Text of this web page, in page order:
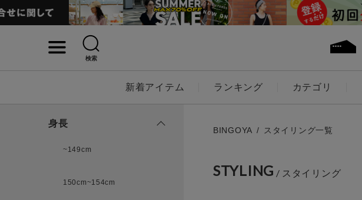
検索
新着アイテム ランキング カテゴリ
キーワード
身長
~149cm
150cm~154cm
BINGOYA スタイリング一覧
STYLING